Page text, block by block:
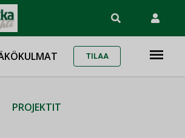
TILAA
PROJEKTIT